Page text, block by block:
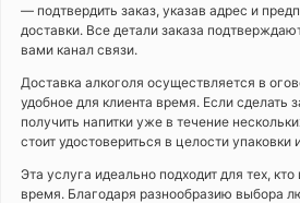
— подтвердить заказ, указав адрес и
доставки. Все детали заказа
вами канал связи.
Доставка алкоголя осуществляется в
удобное для клиента время. Если сделать
получить напитки уже в течение
стоит удостовериться в целости упаковки
Эта услуга идеально подходит для тех,
время. Благодаря разнообразию выбора